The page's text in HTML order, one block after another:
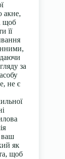
акне,
щоб
її
за
не є
ваш
як
щоб